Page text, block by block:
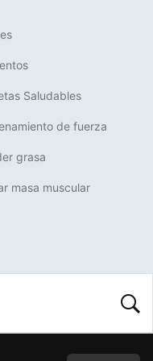
Saludables
de fuerza
grasa
masa muscular